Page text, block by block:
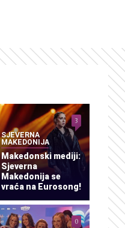
SJEVERNA
MAKEDONIJA
Makedonski mediji:
Sjeverna
Makedonija se
vraća na Eurosong!
3
0